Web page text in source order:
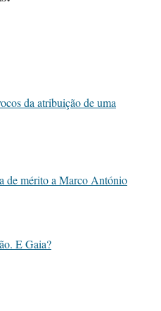
da atribuição de uma
de mérito a Marco António
E Gaia?